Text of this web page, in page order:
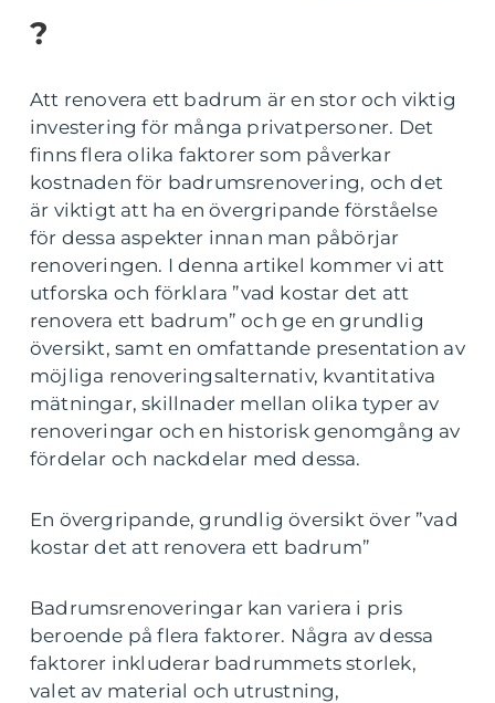
?
Att renovera ett badrum är en stor och viktig
investering för många privatpersoner. Det
finns flera olika faktorer som påverkar
kostnaden för badrumsrenovering, och det
är viktigt att ha en övergripande förståelse
för dessa aspekter innan man påbörjar
renoveringen. I denna artikel kommer vi att
utforska och förklara ”vad kostar det att
renovera ett badrum” och ge en grundlig
översikt, samt en omfattande presentation av
möjliga renoveringsalternativ, kvantitativa
mätningar, skillnader mellan olika typer av
renoveringar och en historisk genomgång av
fördelar och nackdelar med dessa.
En övergripande, grundlig översikt över ”vad
kostar det att renovera ett badrum”
Badrumsrenoveringar kan variera i pris
beroende på flera faktorer. Några av dessa
faktorer inkluderar badrummets storlek,
valet av material och utrustning,